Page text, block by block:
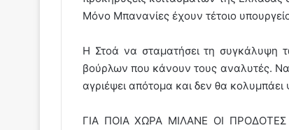
Μόνο Μπανανίες έχουν τέτοιο
H Στοά να σταματήσει τη συγκάλυψη
βούρλων που κάνουν τους αναλυτές. Να
αγριέψει απότομα και δεν θα κολυμπάει
ΓΙΑ ΠΟΙΑ ΧΩΡΑ ΜΙΛΑΝΕ ΟΙ